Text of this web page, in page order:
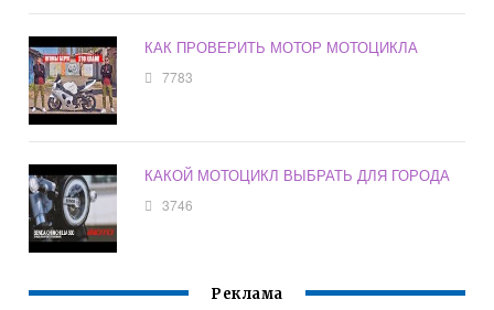
КАК ПРОВЕРИТЬ МОТОР МОТОЦИКЛА
7783
КАКОЙ МОТОЦИКЛ ВЫБРАТЬ ДЛЯ ГОРОДА
3746
Реклама